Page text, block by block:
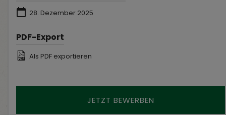
28. Dezember 2025
PDF-Export
Als PDF exportieren
JETZT BEWERBEN